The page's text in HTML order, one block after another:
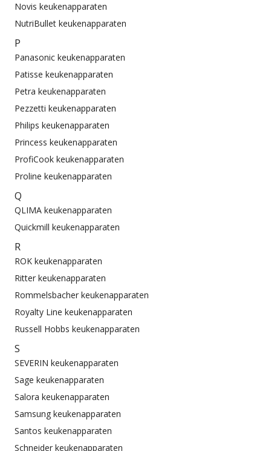
Novis keukenapparaten
NutriBullet keukenapparaten
P
Panasonic keukenapparaten
Patisse keukenapparaten
Petra keukenapparaten
Pezzetti keukenapparaten
Philips keukenapparaten
Princess keukenapparaten
ProfiCook keukenapparaten
Proline keukenapparaten
Q
QLIMA keukenapparaten
Quickmill keukenapparaten
R
ROK keukenapparaten
Ritter keukenapparaten
Rommelsbacher keukenapparaten
Royalty Line keukenapparaten
Russell Hobbs keukenapparaten
S
SEVERIN keukenapparaten
Sage keukenapparaten
Salora keukenapparaten
Samsung keukenapparaten
Santos keukenapparaten
Schneider keukenapparaten